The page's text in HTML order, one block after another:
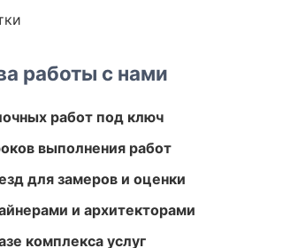
работы с нами
работ под ключ
выполнения работ
для замеров и оценки
и архитекторами
комплекса услуг